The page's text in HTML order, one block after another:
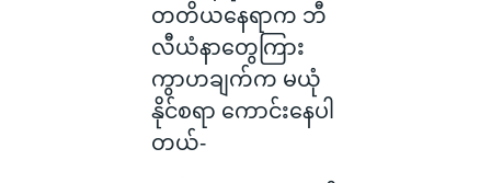
တတိယနေရာက ဘီ
လီယံနာတွေကြား
ကွာဟချက်က မယုံ
နိုင်စရာ ကောင်းနေပါ
တယ်-